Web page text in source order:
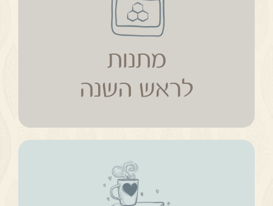
מתנות
לראש השנה
מתנות
לראש השנה